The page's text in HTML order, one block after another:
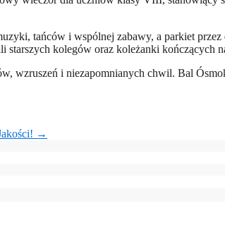
tańców i wspólnej zabawy, a parkiet
kolegów oraz koleżanki kończących
wzruszeń i niezapomnianych chwil. Bal
→